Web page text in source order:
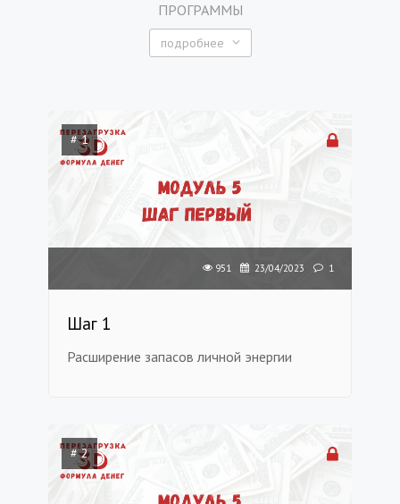
ПРОГРАММЫ
подробнее
# 1
1
23/04/2023
951
Шаг 1
Расширение запасов личной энергии
# 2